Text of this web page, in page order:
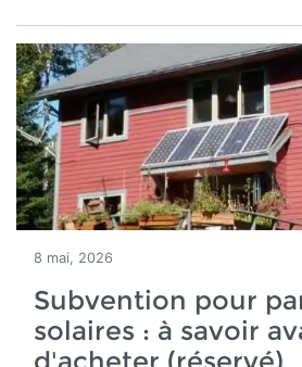
8 mai, 2026
Subvention pour
solaires : à savoir